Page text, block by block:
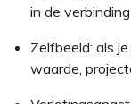
in de verbinding
Zelfbeeld: als
waarde,